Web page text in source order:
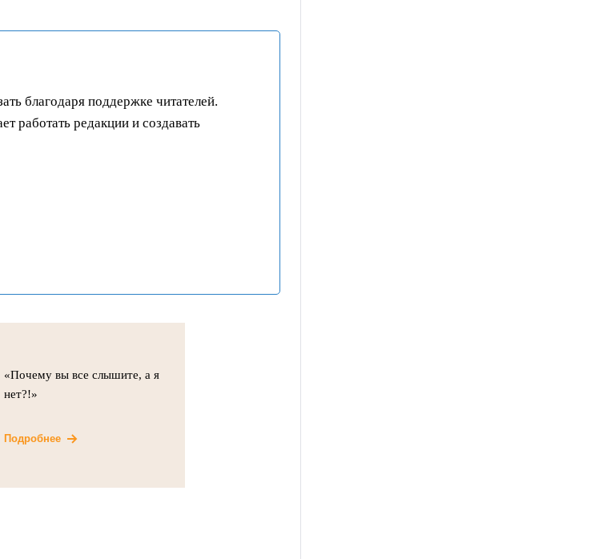
благодаря поддержке читателей.
работать редакции и создавать
«Почему вы все слышите, а я
нет?!»
Подробнее